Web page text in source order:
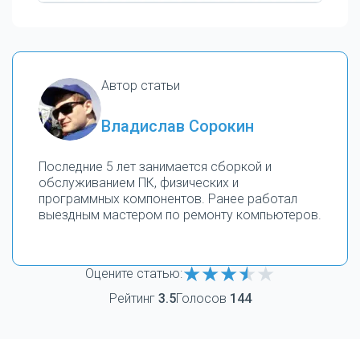
Автор статьи
Владислав Сорокин
Последние 5 лет занимается сборкой и
обслуживанием ПК, физических и
программных компонентов. Ранее работал
выездным мастером по ремонту компьютеров.
Оцените статью:
Рейтинг 3.5Голосов 144